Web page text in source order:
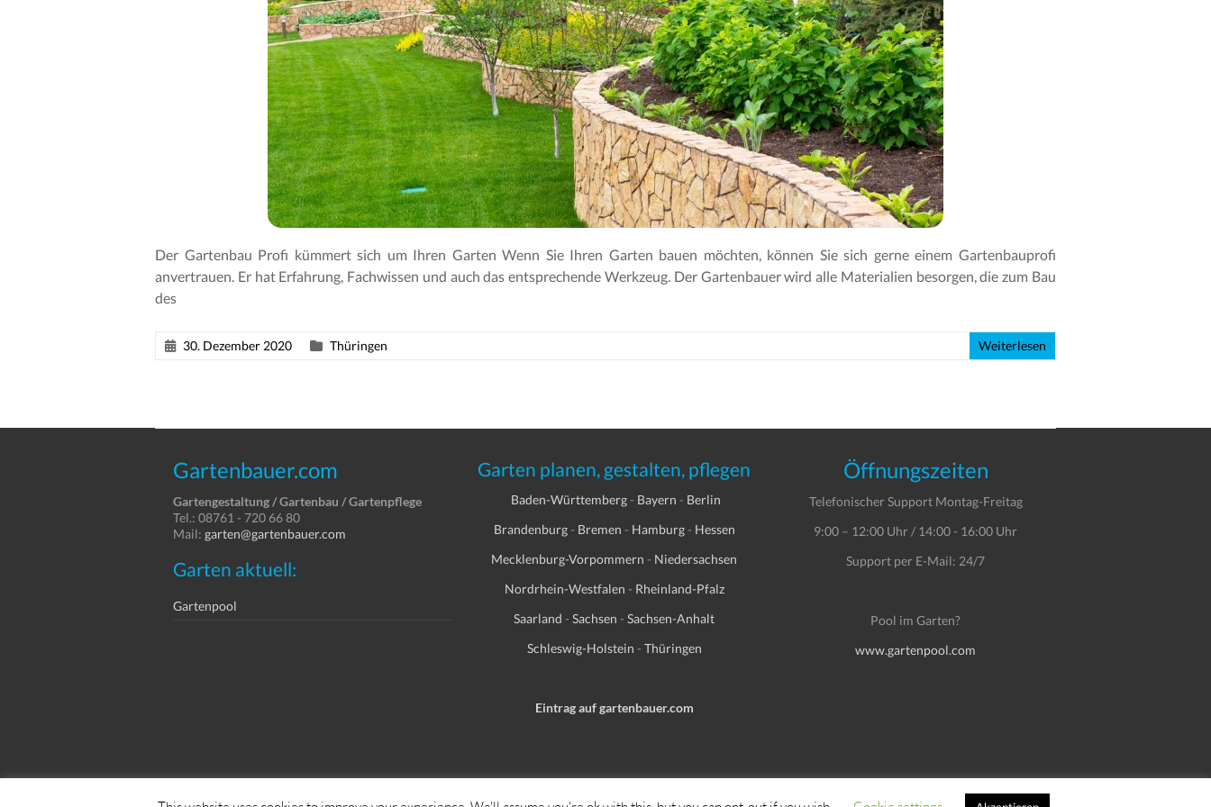
Der Gartenbau Profi kümmert sich um Ihren Garten Wenn Sie Ihren Garten bauen möchten, können Sie sich gerne einem Gartenbauprofi
anvertrauen. Er hat Erfahrung, Fachwissen und auch das entsprechende Werkzeug. Der Gartenbauer wird alle Materialien besorgen, die zum Bau
des
30. Dezember 2020 Thüringen Weiterlesen
Gartenbauer.com
Gartengestaltung / Gartenbau / Gartenpflege
Tel.: 08761 - 720 66 80
Mail: garten@gartenbauer.com
Garten aktuell:
Gartenpool
Garten planen, gestalten, pflegen
Baden-Württemberg- Bayern - Berlin
Brandenburg- Bremen - Hamburg- Hessen
Mecklenburg-Vorpommern - Niedersachsen
Nordrhein-Westfalen - Rheinland-Pfalz
Saarland -Sachsen -Sachsen-Anhalt
Schleswig-Holstein - Thüringen
Eintrag auf gartenbauer.com
Öffnungszeiten
Telefonischer Support Montag-Freitag
9:00 – 12:00 Uhr / 14:00 - 16:00 Uhr
Support per E-Mail: 24/7
Pool im Garten?
www.gartenpool.com